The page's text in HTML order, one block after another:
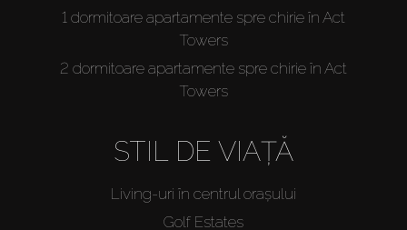
1 dormitoare apartamente spre chirie în Act
Towers
2 dormitoare apartamente spre chirie în Act
Towers
STIL DE VIAȚĂ
Living-uri în centrul orașului
Golf Estates